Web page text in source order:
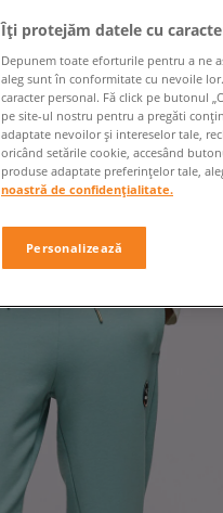
Îți protejăm datele cu
Depunem toate eforturile pentru a ne
aleg sunt în conformitate cu nevoile
caracter personal. Fă click pe butonul
pe site-ul nostru pentru a pregăti
adaptate nevoilor și intereselor tale,
oricând setările cookie, accesând
produse adaptate preferințelor tale,
noastră de confidențialitate.
Personalizează